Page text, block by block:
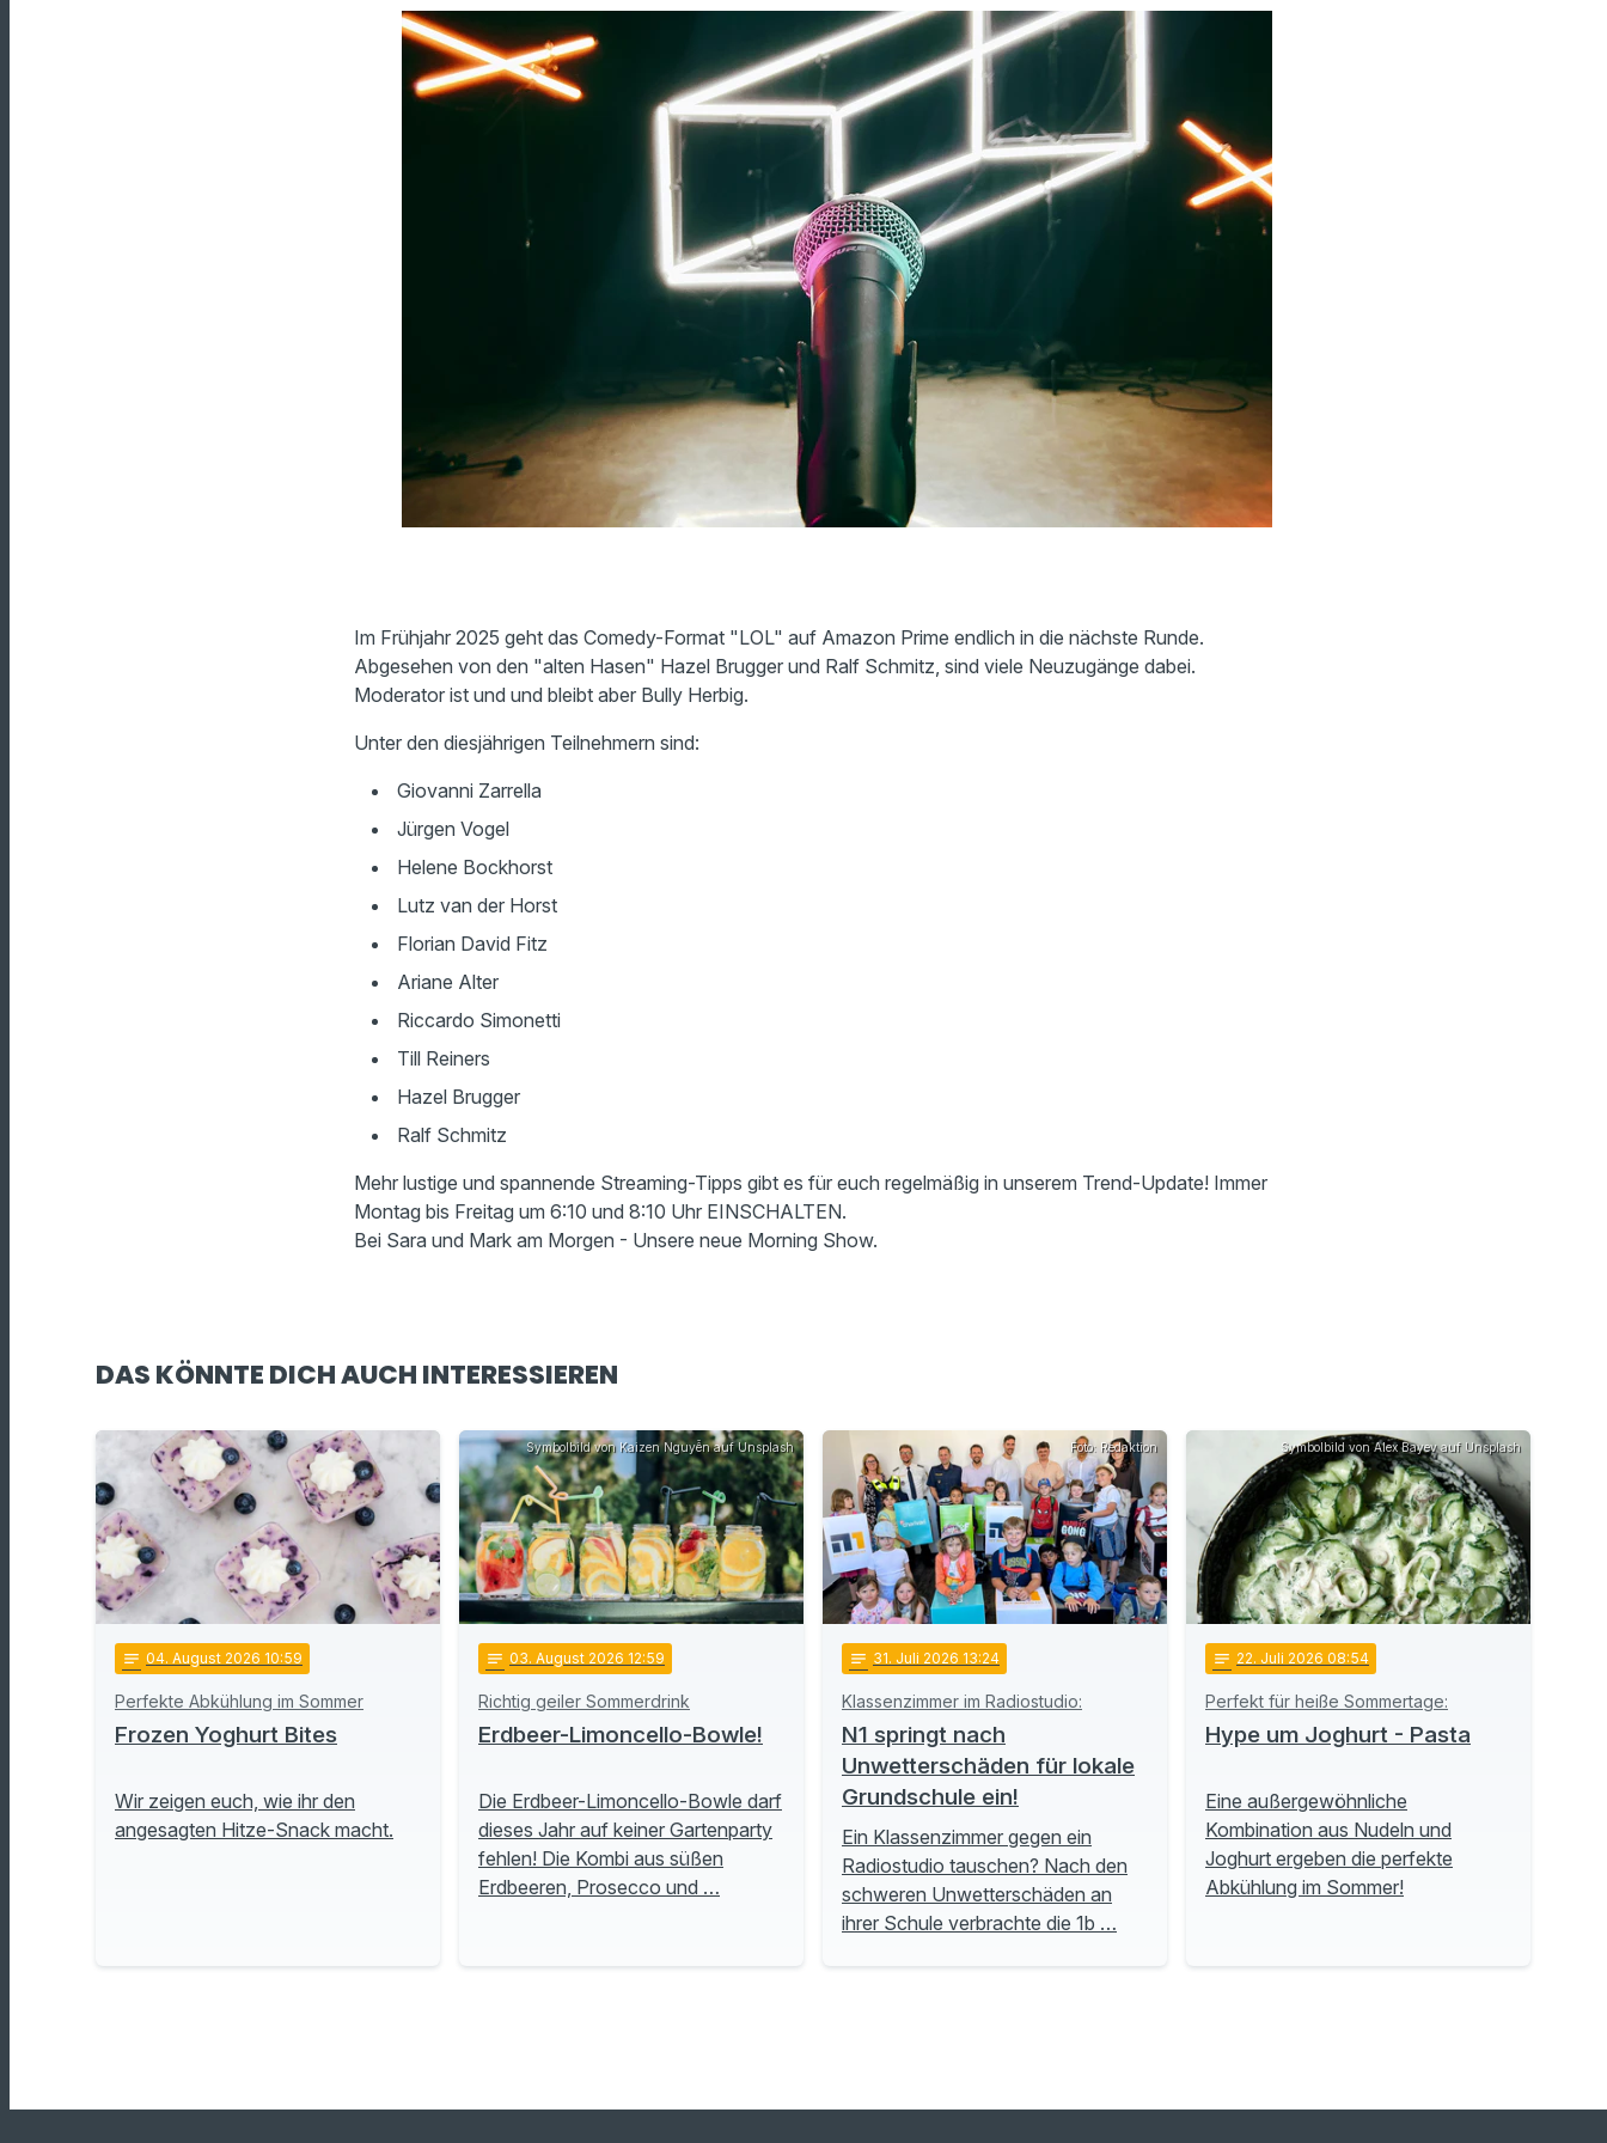
Im Frühjahr 2025 geht das Comedy-Format "LOL" auf Amazon Prime endlich in die nächste Runde.
Abgesehen von den "alten Hasen" Hazel Brugger und Ralf Schmitz, sind viele Neuzugänge dabei.
Moderator ist und und bleibt aber Bully Herbig.
Unter den diesjährigen Teilnehmern sind:
Giovanni Zarrella
Jürgen Vogel
Helene Bockhorst
Lutz van der Horst
Florian David Fitz
Ariane Alter
Riccardo Simonetti
Till Reiners
Hazel Brugger
Ralf Schmitz
Mehr lustige und spannende Streaming-Tipps gibt es für euch regelmäßig in unserem Trend-Update! Immer
Montag bis Freitag um 6:10 und 8:10 Uhr EINSCHALTEN.
Bei Sara und Mark am Morgen - Unsere neue Morning Show.
DAS KÖNNTE DICH AUCH INTERESSIEREN
notes 04. August 2026 10:59
Perfekte Abkühlung im Sommer
Frozen Yoghurt Bites
Wir zeigen euch, wie ihr den
angesagten Hitze-Snack macht.
Symbolbild von Kaizen Nguyễn auf Unsplash
notes 03. August 2026 12:59
Richtig geiler Sommerdrink
Erdbeer-Limoncello-Bowle!
Die Erdbeer-Limoncello-Bowle darf
dieses Jahr auf keiner Gartenparty
fehlen! Die Kombi aus süßen
Erdbeeren, Prosecco und …
Foto: Redaktion
notes 31. Juli 2026 13:24
Klassenzimmer im Radiostudio:
N1 springt nach
Unwetterschäden für lokale
Grundschule ein!
Ein Klassenzimmer gegen ein
Radiostudio tauschen? Nach den
schweren Unwetterschäden an
ihrer Schule verbrachte die 1b …
Symbolbild von Alex Bayev auf Unsplash
notes 22. Juli 2026 08:54
Perfekt für heiße Sommertage:
Hype um Joghurt - Pasta
Eine außergewöhnliche
Kombination aus Nudeln und
Joghurt ergeben die perfekte
Abkühlung im Sommer!